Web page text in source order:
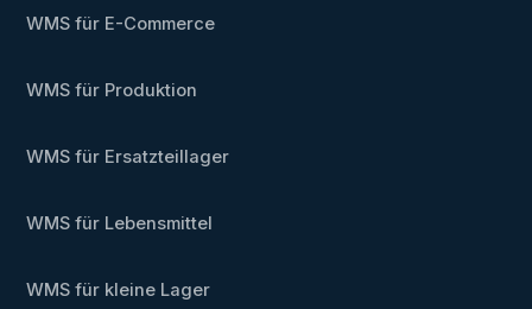
WMS für E-Commerce
WMS für Produktion
WMS für Ersatzteillager
WMS für Lebensmittel
WMS für kleine Lager